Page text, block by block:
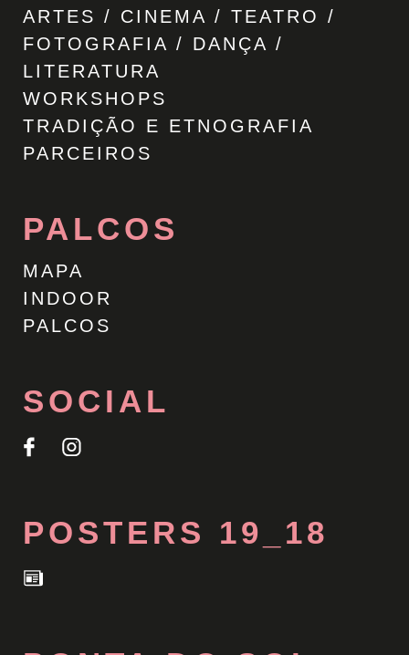
ARTES / CINEMA / TEATRO /
FOTOGRAFIA / DANÇA /
LITERATURA
WORKSHOPS
TRADIÇÃO E ETNOGRAFIA
PARCEIROS
PALCOS
MAPA
INDOOR
PALCOS
SOCIAL
POSTERS 19_18